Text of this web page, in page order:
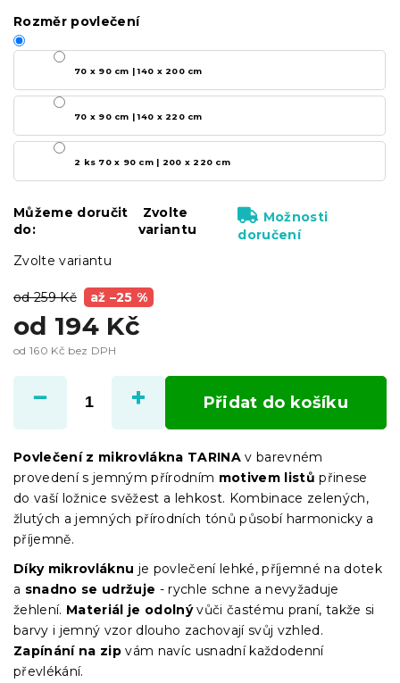
od 259 Kč až –25 %
od 194 Kč
od 160 Kč bez DPH
cena:
Zvolte variantu
Rozměr povlečení
70 x 90 cm | 140 x 200 cm
70 x 90 cm | 140 x 220 cm
2 ks 70 x 90 cm | 200 x 220 cm
Můžeme doručit
do:
Zvolte
variantu
Možnosti
doručení
Přidat do košíku
Povlečení z mikrovlákna TARINA v barevném
provedení s jemným přírodním motivem listů přinese
do vaší ložnice svěžest a lehkost. Kombinace zelených,
žlutých a jemných přírodních tónů působí harmonicky a
příjemně.
Díky mikrovláknu je povlečení lehké, příjemné na dotek
a snadno se udržuje - rychle schne a nevyžaduje
žehlení. Materiál je odolnývůči častému praní, takže si
barvy i jemný vzor dlouho zachovají svůj vzhled.
Zapínání na zip vám navíc usnadní každodenní
převlékání.